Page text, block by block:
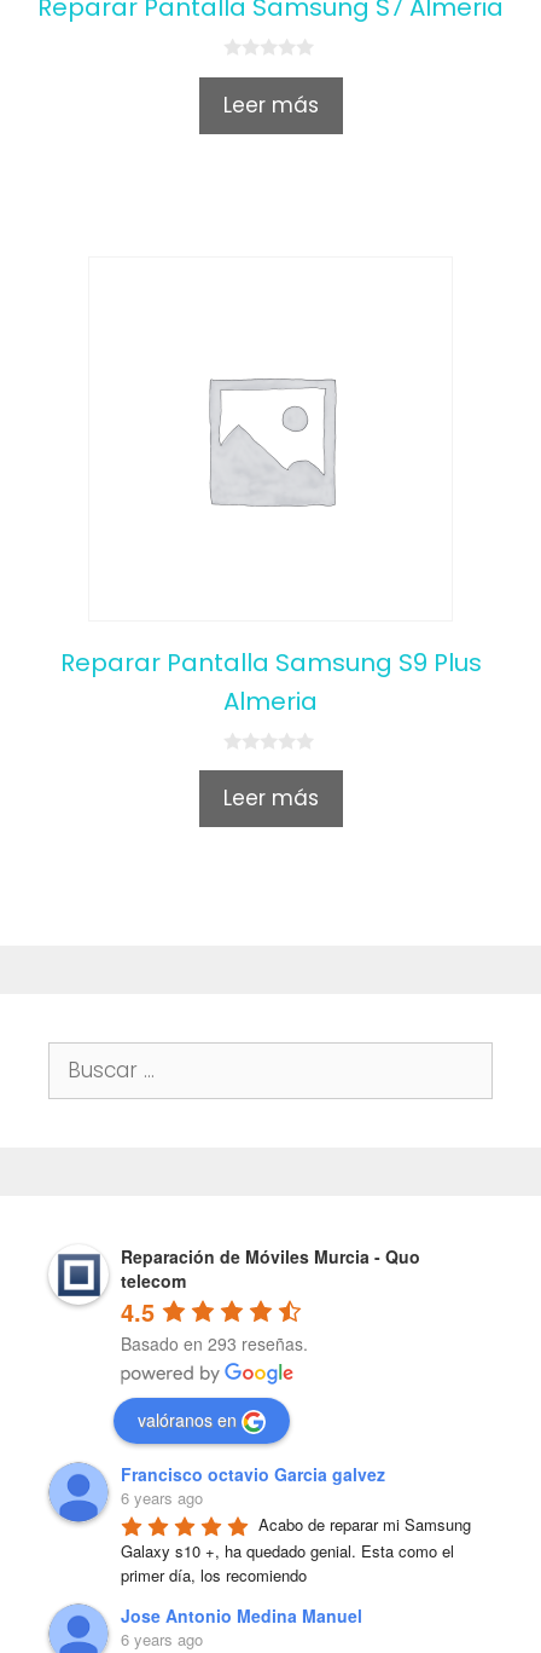
Reparar Pantalla Samsung S7 Almeria
0
u
Leer más
Reparar Pantalla Samsung S9 Plus
Almeria
0
u
Leer más
Buscar:
Reparación de Móviles Murcia - Quo
telecom
4.5
Basado en 293 reseñas.
valóranos en
Francisco octavio Garcia galvez
6 years ago
Acabo de reparar mi Samsung
Galaxy s10 +, ha quedado genial. Esta como el
primer día, los recomiendo
Jose Antonio Medina Manuel
6 years ago